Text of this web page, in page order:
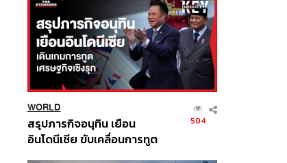
WORLD
สรุปภารกิจอนุทิน เยือน
อินโดนีเซีย ขับเคลื่อนการทูต
504